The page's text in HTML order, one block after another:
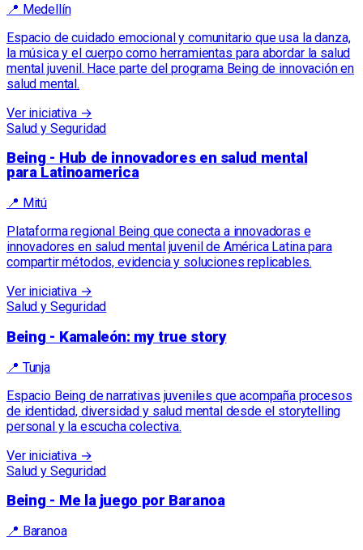
📍 Medellín
Espacio de cuidado emocional y comunitario que usa la danza,
la música y el cuerpo como herramientas para abordar la salud
mental juvenil. Hace parte del programa Being de innovación en
salud mental.
Ver iniciativa →
Salud y Seguridad
Being - Hub de innovadores en salud mental
para Latinoamerica
📍 Mitú
Plataforma regional Being que conecta a innovadoras e
innovadores en salud mental juvenil de América Latina para
compartir métodos, evidencia y soluciones replicables.
Ver iniciativa →
Salud y Seguridad
Being - Kamaleón: my true story
📍 Tunja
Espacio Being de narrativas juveniles que acompaña procesos
de identidad, diversidad y salud mental desde el storytelling
personal y la escucha colectiva.
Ver iniciativa →
Salud y Seguridad
Being - Me la juego por Baranoa
📍 Baranoa